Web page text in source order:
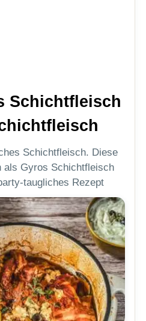
Schichtfleisch
Schichtfleisch. Diese
als Gyros Schichtfleisch
taugliches Rezept